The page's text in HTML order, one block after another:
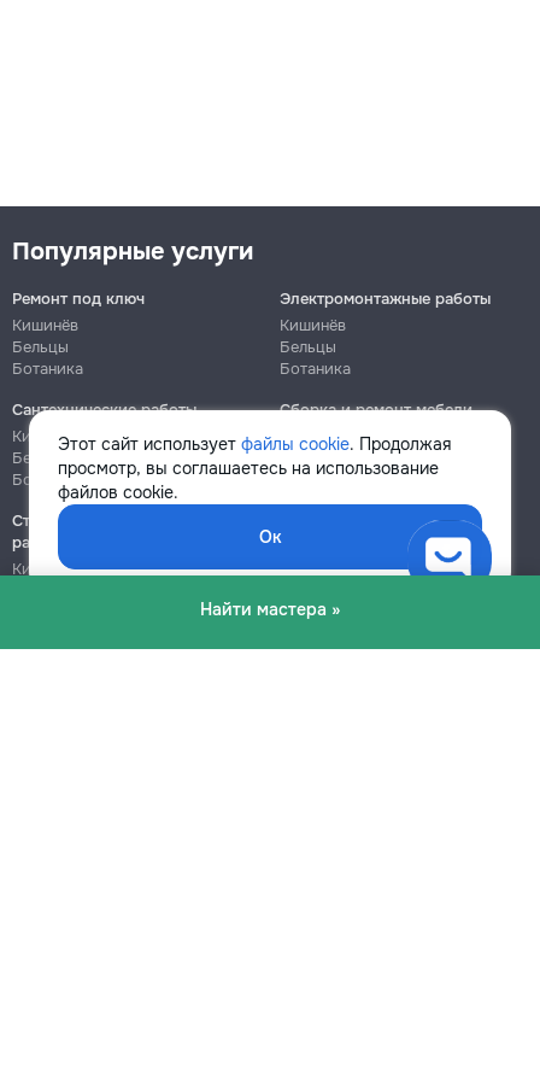
Найти мастера »
Этот сайт использует файлы cookie. Продолжая
просмотр, вы соглашаетесь на использование
файлов cookie.
Ок
Популярные услуги
Ремонт под ключ
Кишинёв
Бельцы
Ботаника
Электромонтажные работы
Кишинёв
Бельцы
Ботаника
Сантехнические работы
Кишинёв
Бельцы
Ботаника
Сборка и ремонт мебели
Кишинёв
Ботаника
Строительно-монтажные
работы
Кишинёв